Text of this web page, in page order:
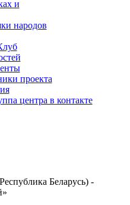
и
народов
проекта
центра в контакте
Беларусь) -